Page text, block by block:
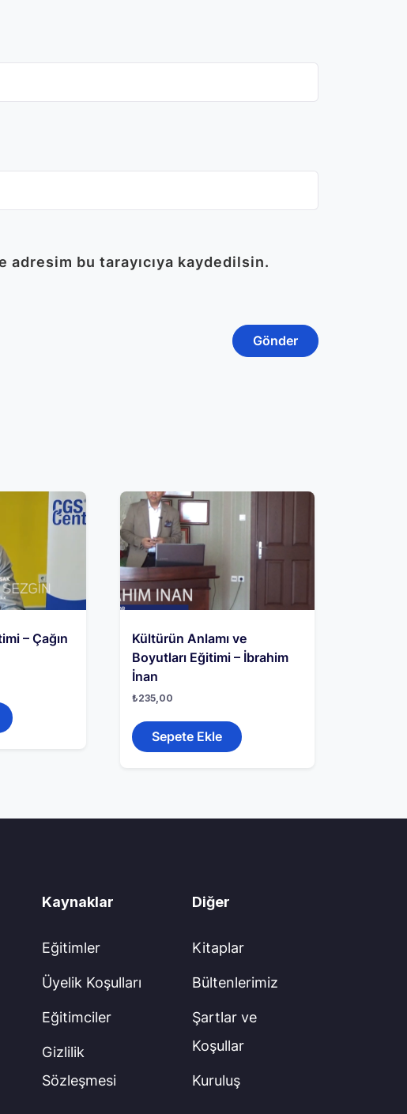
adresim bu tarayıcıya kaydedilsin.
– Çağın
Kültürün Anlamı ve
Boyutları Eğitimi – İbrahim
İnan
₺235,00
Sepete Ekle
Kaynaklar
Eğitimler
Üyelik Koşulları
Eğitimciler
Gizlilik
Sözleşmesi
Diğer
Kitaplar
Bültenlerimiz
Şartlar ve
Koşullar
Kuruluş